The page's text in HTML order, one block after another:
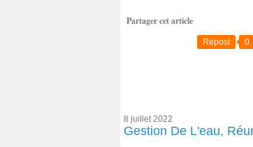
Partager cet article
Repost 0
8 juillet 2022
Gestion De L'eau,